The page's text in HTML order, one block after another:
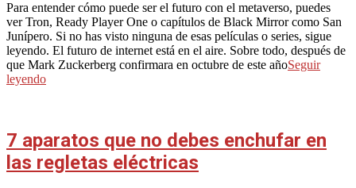
Para entender cómo puede ser el futuro con el metaverso, puedes
ver Tron, Ready Player One o capítulos de Black Mirror como San
Junípero. Si no has visto ninguna de esas películas o series, sigue
leyendo. El futuro de internet está en el aire. Sobre todo, después de
que Mark Zuckerberg confirmara en octubre de este añoSeguir
leyendo
7 aparatos que no debes enchufar en
las regletas eléctricas